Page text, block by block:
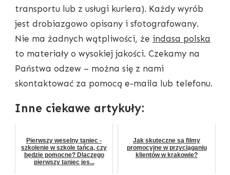
transportu lub z usługi kuriera). Każdy wyrób
jest drobiazgowo opisany i sfotografowany.
Nie ma żadnych wątpliwości, że indasa polska
to materiały o wysokiej jakości. Czekamy na
Państwa odzew – można się z nami
skontaktować za pomocą e-maila lub telefonu.
Inne ciekawe artykuły:
Pierwszy weselny taniec -
szkolenie w szkole tańca, czy
będzie pomocne? Dlaczego
pierwszy taniec jes...
Jak skuteczne są filmy
promocyjne w przyciąganiu
klientów w krakowie?